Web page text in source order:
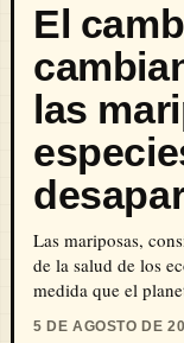
El
las
Las mariposas,
de la salud de los
medida que el
5 DE AGOSTO DE